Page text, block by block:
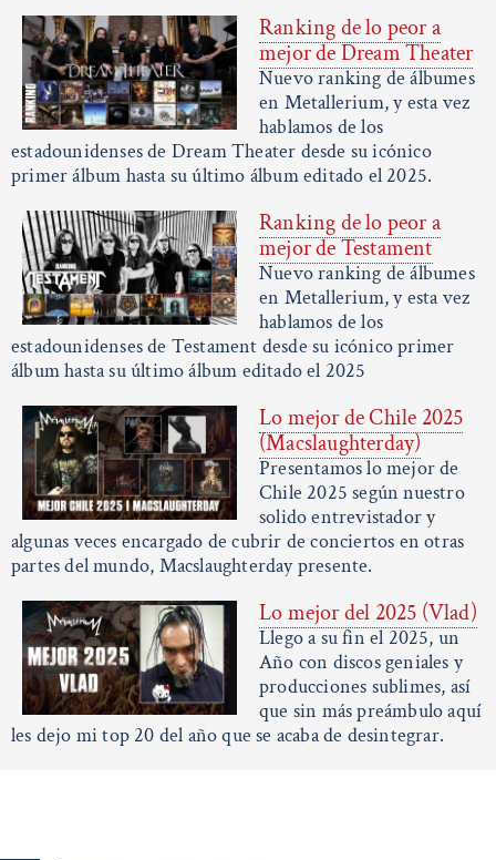
Ranking de lo peor a
mejor de Dream Theater
Nuevo ranking de álbumes
en Metallerium, y esta vez
hablamos de los
estadounidenses de Dream Theater desde su icónico
primer álbum hasta su último álbum editado el 2025.
Ranking de lo peor a
mejor de Testament
Nuevo ranking de álbumes
en Metallerium, y esta vez
hablamos de los
estadounidenses de Testament desde su icónico primer
álbum hasta su último álbum editado el 2025
Lo mejor de Chile 2025
(Macslaughterday)
Presentamos lo mejor de
Chile 2025 según nuestro
solido entrevistador y
algunas veces encargado de cubrir de conciertos en otras
partes del mundo, Macslaughterday presente.
Lo mejor del 2025 (Vlad)
Llego a su fin el 2025, un
Año con discos geniales y
producciones sublimes, así
que sin más preámbulo aquí
les dejo mi top 20 del año que se acaba de desintegrar.